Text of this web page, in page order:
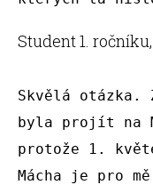
Student 1.
Skvělá otázka.
byla projít na
protože 1.
Mácha je pro